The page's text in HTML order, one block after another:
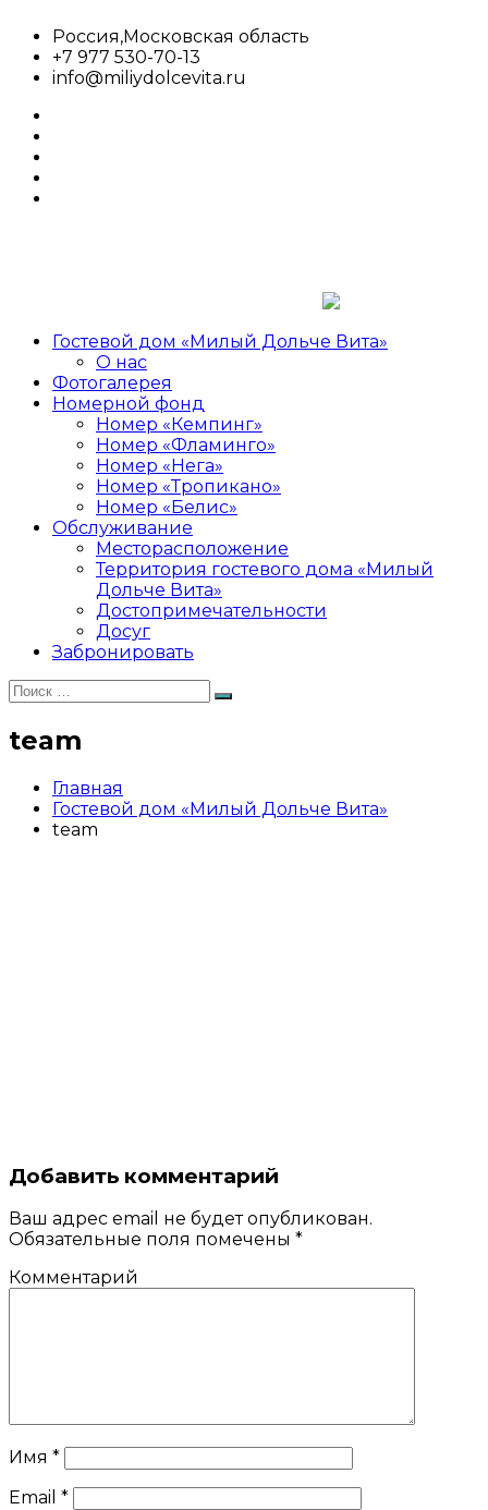
содержимому
Россия,Московская область
+7 977 530-70-13
info@miliydolcevita.ru
Дольче
Вита
Гостевой
дом,сдача
номеров,аренда
Гостевой дом «Милый Дольче Вита»
О нас
Фотогалерея
Номерной фонд
Номер «Кемпинг»
Номер «Фламинго»
Номер «Нега»
Номер «Тропикано»
Номер «Белис»
Обслуживание
Месторасположение
Территория гостевого дома «Милый
Дольче Вита»
Достопримечательности
Досуг
Забронировать
Искать:
Поиск
team
Главная
Гостевой дом «Милый Дольче Вита»
team
Добавить комментарий
Ваш адрес email не будет опубликован.
Обязательные поля помечены *
Комментарий
Имя *
Email *